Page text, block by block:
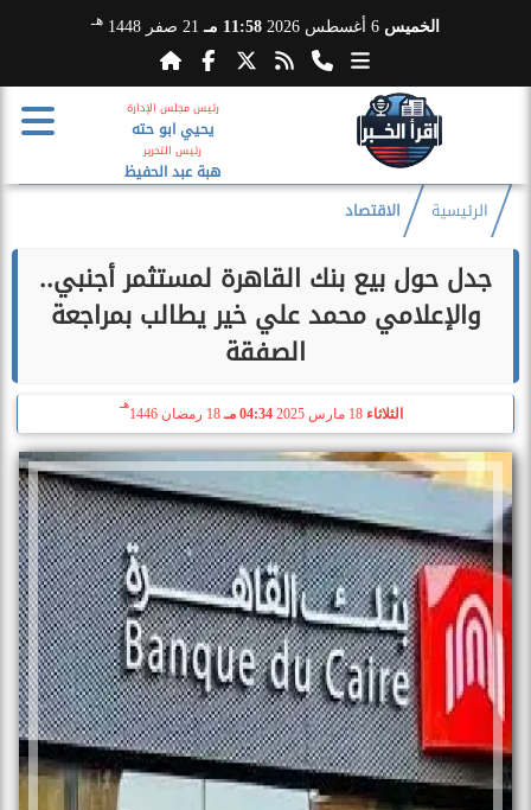
الخميس 11:58 مـ 21 صفر 1448 هـ
رئيس مجلس الإدارة
يحيي ابو حته
رئيس التحرير
هبة عبد الحفيظ
الرئيسية الاقتصاد
جدل حول بيع بنك القاهرة لمستثمر أجنبي..
والإعلامي محمد علي خير يطالب بمراجعة
الصفقة
الثلاثاء 18 مارس 2025 04:34 مـ 18 رمضان 1446
هـ